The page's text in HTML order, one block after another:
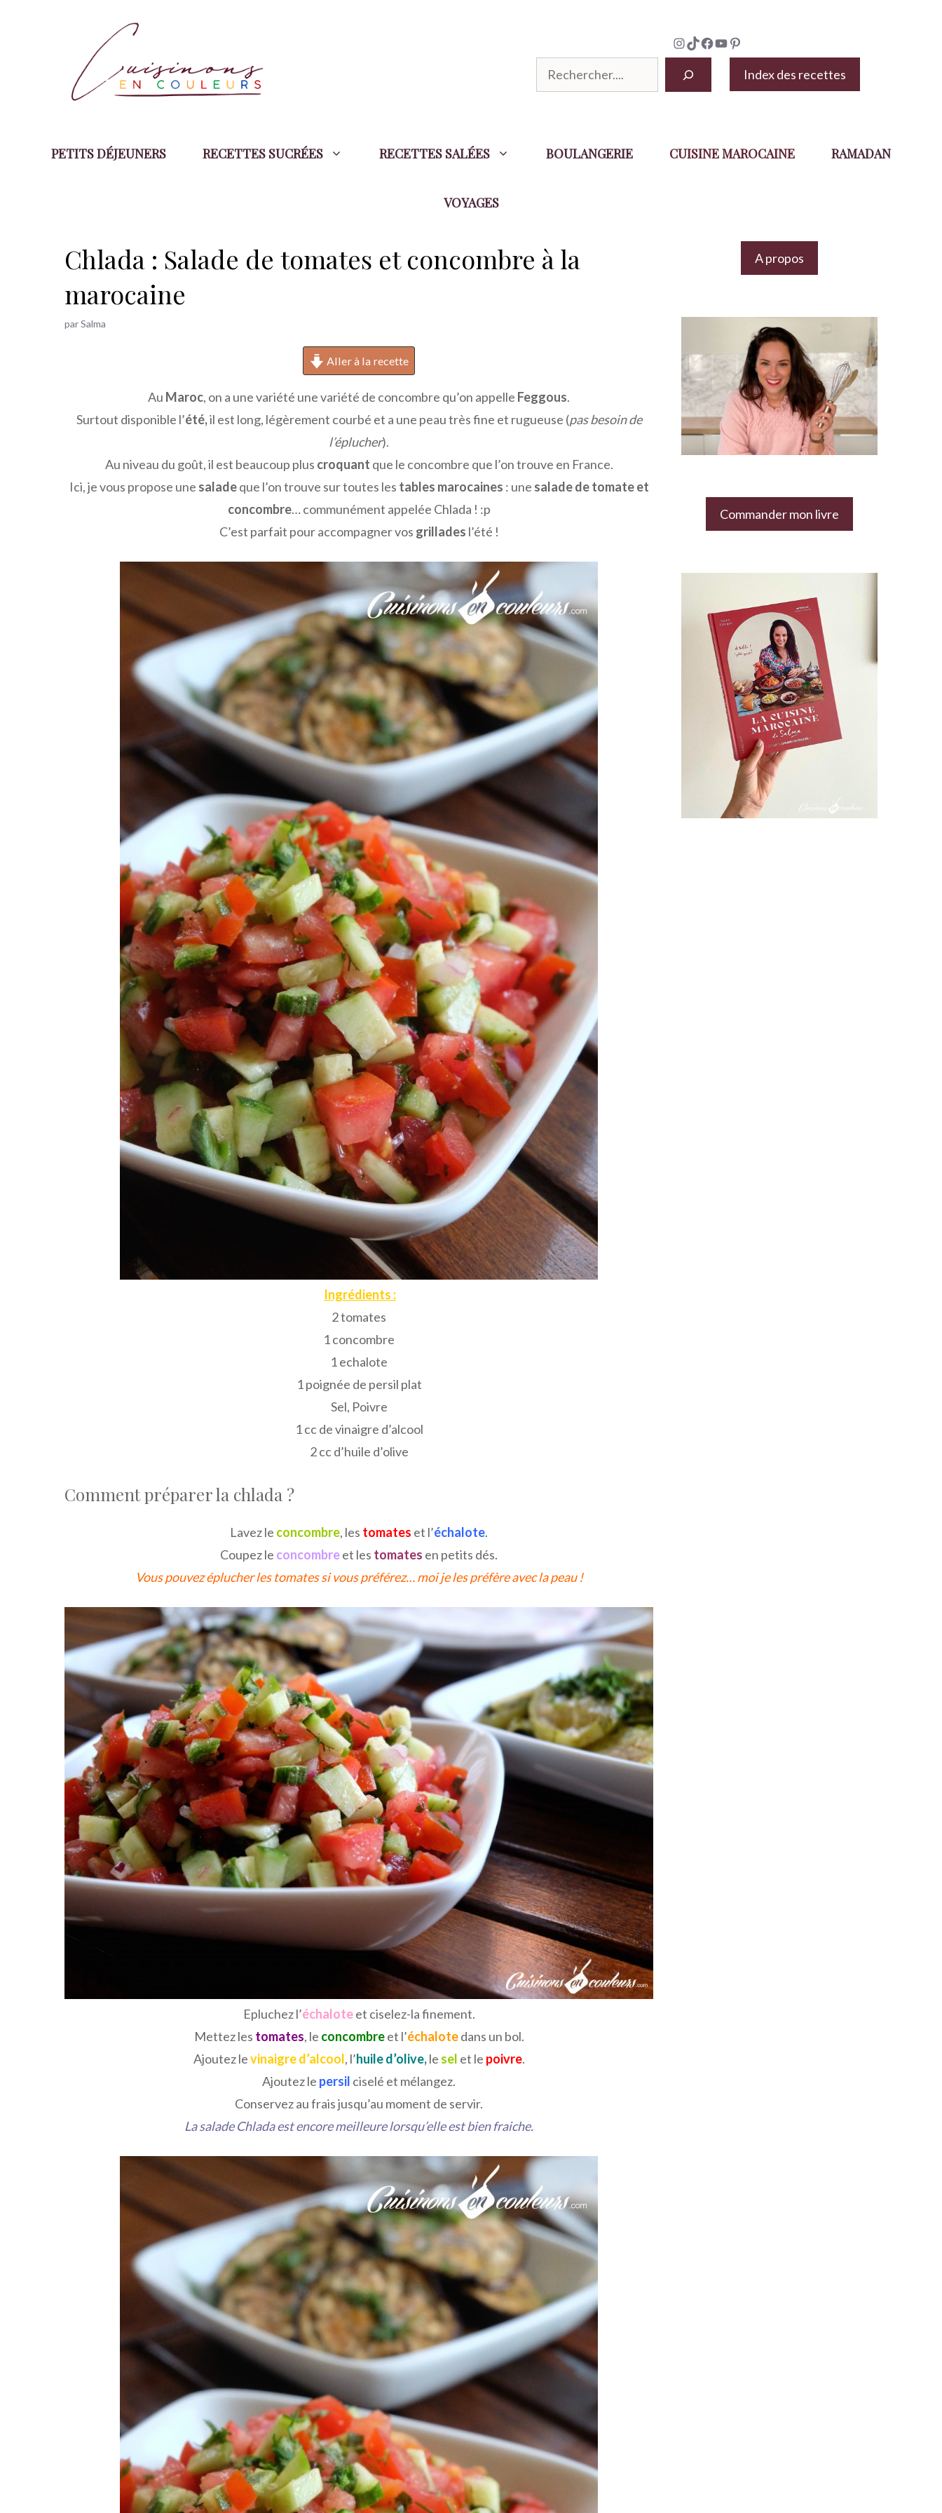
Instagram
TikTok
Facebook
YouTube
Pinterest
e
Index des recettes
PETITS DÉJEUNERS RECETTES SUCRÉES RECETTES SALÉES BOULANGERIE CUISINE MAROCAINE RAMADAN
VOYAGES
Chlada : Salade de tomates et concombre à la
marocaine
parSalma
Aller à la recette
Au Maroc, on a une variété une variété de concombre qu’on appelle Feggous.
Surtout disponible l’été,il est long, légèrement courbé et a une peau très fine et rugueuse (pas besoin de
l’éplucher).
Au niveau du goût, il est beaucoup plus croquant que le concombre que l’on trouve en France.
Ici, je vous propose une saladeque l’on trouve sur toutes les tables marocaines : une salade de tomate et
concombre… communément appelée Chlada ! :p
C’est parfait pour accompagner vos grillades l’été !
Ingrédients :
2 tomates
1 concombre
1 echalote
1 poignée de persil plat
Sel, Poivre
1 cc de vinaigre d’alcool
2 cc d’huile d’olive
Comment préparer la chlada ?
Lavez le concombre, les tomates et l’échalote.
Coupez le concombreet les tomates en petits dés.
Vous pouvez éplucher les tomates si vous préférez… moi je les préfère avec la peau !
Epluchez l’échaloteet ciselez-la finement.
Mettez les tomates, le concombreet l’échalotedans un bol.
Ajoutez levinaigre d’alcool, l’huile d’olive,le sel et le poivre.
Ajoutez le persil ciselé et mélangez.
Conservez au frais jusqu’au moment de servir.
La salade Chlada est encore meilleure lorsqu’elle est bien fraiche.
A propos
Commander mon livre